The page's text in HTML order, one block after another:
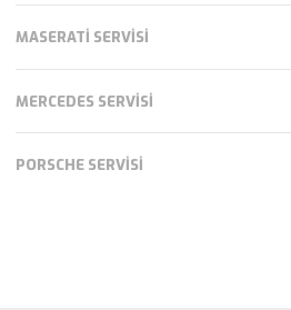
MASERATI SERVISI
MERCEDES SERVISI
PORSCHE SERVISI